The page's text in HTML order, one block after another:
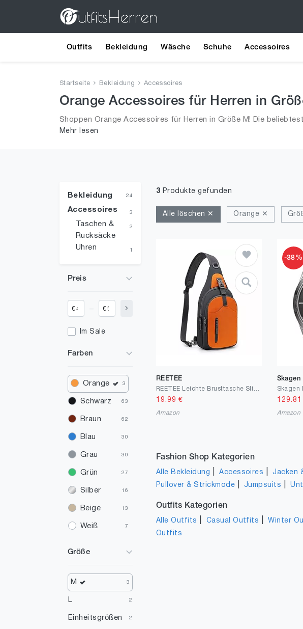
Outfits Bekleidung Wäsche Schuhe Accessoires
Startseite Bekleidung Accessoires
Orange Accessoires für Herren in
Shoppen Orange Accessoires für Herren in Größe M! Die
Trends aus 2026 für Männer!
Mehr lesen
Bekleidung 24
Accessoires 3
Taschen &
Rucksäcke
2
Uhren 1
Preis
€ €
Im Sale
Farben
Orange 3
Schwarz 63
Braun 62
Blau 30
Grau 30
Grün 27
Silber 16
Beige 13
Weiß 7
Mehrfarbig 3
Größe
M 3
L 2
Einheitsgrößen 2
3 Produkte gefunden
Alle löschen ✕ Orange ✕
REETEE
19.99 €
Amazon
-38%
Skagen
129.81
Amazon
Fashion Shop Kategorien
Alle Bekleidung |Accessoires |Jacken
Pullover & Strickmode |Jumpsuits |
Outfits Kategorien
Alle Outfits Casual Outfits |Winter
Outfits